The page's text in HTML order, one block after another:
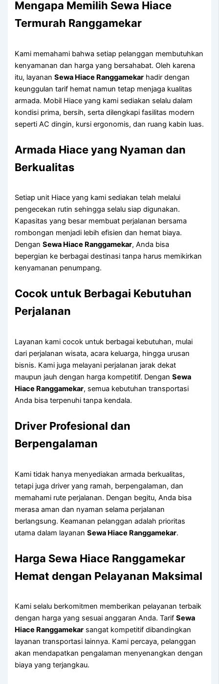
Mengapa Memilih Sewa Hiace
Termurah Ranggamekar
Kami memahami bahwa setiap pelanggan membutuhkan
kenyamanan dan harga yang bersahabat. Oleh karena
itu, layananSewa Hiace Ranggamekar hadir dengan
keunggulan tarif hemat namun tetap menjaga kualitas
armada. Mobil Hiace yang kami sediakan selalu dalam
kondisi prima, bersih, serta dilengkapi fasilitas modern
seperti AC dingin, kursi ergonomis, dan ruang kabin luas.
Armada Hiace yang Nyaman dan
Berkualitas
Setiap unit Hiace yang kami sediakan telah melalui
pengecekan rutin sehingga selalu siap digunakan.
Kapasitas yang besar membuat perjalanan bersama
rombongan menjadi lebih efisien dan hemat biaya.
DenganSewa Hiace Ranggamekar, Anda bisa
bepergian ke berbagai destinasi tanpa harus memikirkan
kenyamanan penumpang.
Cocok untuk Berbagai Kebutuhan
Perjalanan
Layanan kami cocok untuk berbagai kebutuhan, mulai
dari perjalanan wisata, acara keluarga, hingga urusan
bisnis. Kami juga melayani perjalanan jarak dekat
maupun jauh dengan harga kompetitif. DenganSewa
Hiace Ranggamekar, semua kebutuhan transportasi
Anda bisa terpenuhi tanpa kendala.
Driver Profesional dan
Berpengalaman
Kami tidak hanya menyediakan armada berkualitas,
tetapi juga driver yang ramah, berpengalaman, dan
memahami rute perjalanan. Dengan begitu, Anda bisa
merasa aman dan nyaman selama perjalanan
berlangsung. Keamanan pelanggan adalah prioritas
utama dalam layananSewa Hiace Ranggamekar.
Harga Sewa Hiace Ranggamekar
Hemat dengan Pelayanan Maksimal
Kami selalu berkomitmen memberikan pelayanan terbaik
dengan harga yang sesuai anggaran Anda. TarifSewa
Hiace Ranggamekar sangat kompetitif dibandingkan
layanan transportasi lainnya. Kami percaya, pelanggan
akan mendapatkan pengalaman menyenangkan dengan
biaya yang terjangkau.